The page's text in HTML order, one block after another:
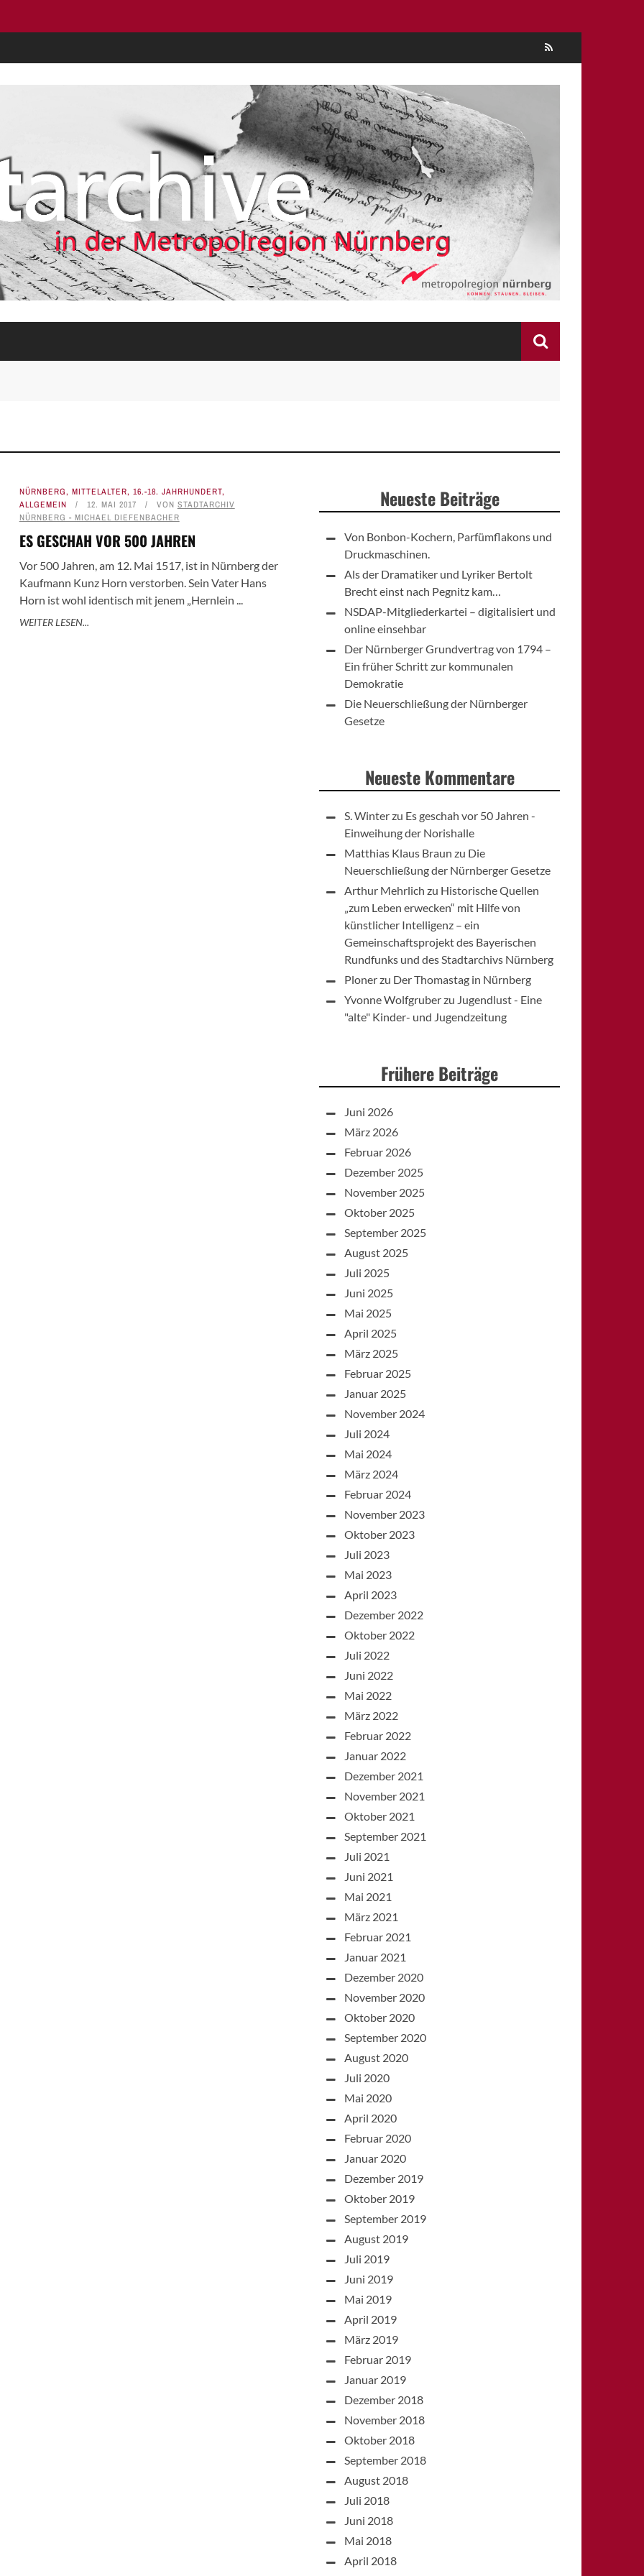
NÜRNBERG, MITTELALTER, 16.-18. JAHRHUNDERT,
ALLGEMEIN
12. MAI 2017 VON STADTARCHIV
NÜRNBERG - MICHAEL DIEFENBACHER
ES GESCHAH VOR 500 JAHREN
Vor 500 Jahren, am 12. Mai 1517, ist in Nürnberg der
Kaufmann Kunz Horn verstorben. Sein Vater Hans
Horn ist wohl identisch mit jenem „Hernlein ...
WEITER LESEN...
Neueste Beiträge
Von Bonbon-Kochern, Parfümflakons und
Druckmaschinen.
Als der Dramatiker und Lyriker Bertolt
Brecht einst nach Pegnitz kam…
NSDAP-Mitgliederkartei – digitalisiert und
online einsehbar
Der Nürnberger Grundvertrag von 1794 –
Ein früher Schritt zur kommunalen
Demokratie
Die Neuerschließung der Nürnberger
Gesetze
Neueste Kommentare
S. Winterzu Es geschah vor 50 Jahren -
Einweihung der Norishalle
Matthias Klaus Braun zu Die
Neuerschließung der Nürnberger Gesetze
Arthur Mehrlich zu Historische Quellen
„zum Leben erwecken“ mit Hilfe von
künstlicher Intelligenz – ein
Gemeinschaftsprojekt des Bayerischen
Rundfunks und des Stadtarchivs Nürnberg
Plonerzu Der Thomastag in Nürnberg
Yvonne Wolfgruberzu Jugendlust - Eine
"alte" Kinder- und Jugendzeitung
Frühere Beiträge
Juni 2026
März 2026
Februar 2026
Dezember 2025
November 2025
Oktober 2025
September 2025
August 2025
Juli 2025
Juni 2025
Mai 2025
April 2025
März 2025
Februar 2025
Januar 2025
November 2024
Juli 2024
Mai 2024
März 2024
Februar 2024
November 2023
Oktober 2023
Juli 2023
Mai 2023
April 2023
Dezember 2022
Oktober 2022
Juli 2022
Juni 2022
Mai 2022
März 2022
Februar 2022
Januar 2022
Dezember 2021
November 2021
Oktober 2021
September 2021
Juli 2021
Juni 2021
Mai 2021
März 2021
Februar 2021
Januar 2021
Dezember 2020
November 2020
Oktober 2020
September 2020
August 2020
Juli 2020
Mai 2020
April 2020
Februar 2020
Januar 2020
Dezember 2019
Oktober 2019
September 2019
August 2019
Juli 2019
Juni 2019
Mai 2019
April 2019
März 2019
Februar 2019
Januar 2019
Dezember 2018
November 2018
Oktober 2018
September 2018
August 2018
Juli 2018
Juni 2018
Mai 2018
April 2018